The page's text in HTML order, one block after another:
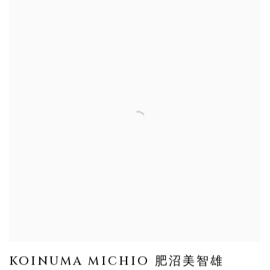
KOINUMA MICHIO 肥沼美智雄